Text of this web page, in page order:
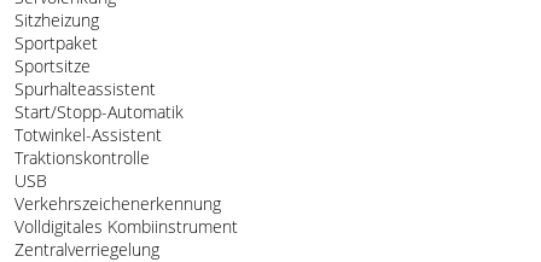
Sitzheizung
Sportpaket
Sportsitze
Spurhalteassistent
Start/Stopp-Automatik
Totwinkel-Assistent
Traktionskontrolle
USB
Verkehrszeichenerkennung
Volldigitales Kombiinstrument
Zentralverriegelung